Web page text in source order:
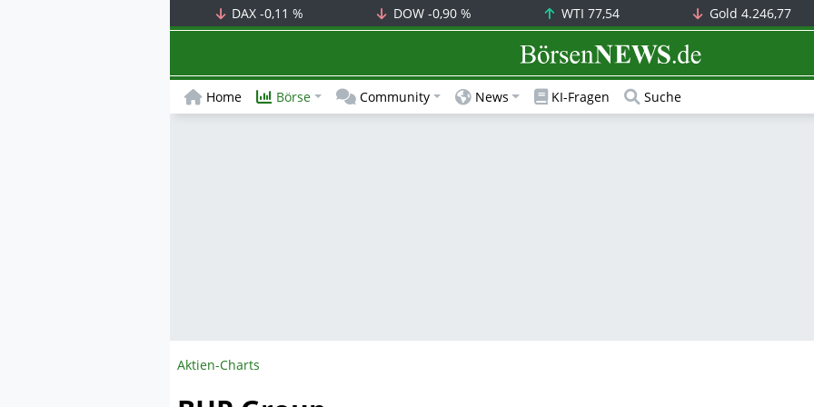
DAX-0,11 % DOW -0,90 % WTI 77,54 Gold 4.246,77
BörsenNEWS.de
Home Börse Community News KI-Fragen Suche
Aktien-Charts